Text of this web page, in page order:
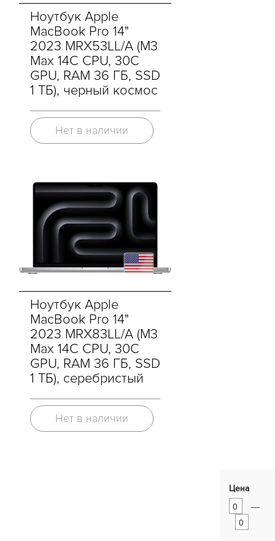
Ноутбук Apple
MacBook Pro 14"
2023 MRX53LL/A (M3
Max 14C CPU, 30C
GPU, RAM 36 ГБ, SSD
1 ТБ), черный космос
Нет в наличии
Ноутбук Apple
MacBook Pro 14"
2023 MRX83LL/A (M3
Max 14C CPU, 30C
GPU, RAM 36 ГБ, SSD
1 ТБ), серебристый
Нет в наличии
Цена
—